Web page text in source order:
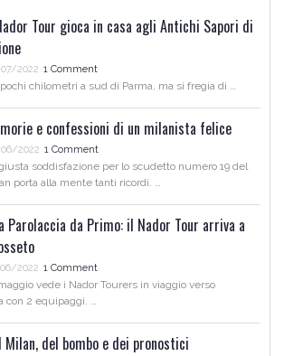
Tour gioca in casa agli Antichi Sapori di
2022 1 Comment
chilometri a sud di Parma, ma si fregia di …
e confessioni di un milanista felice
2022 1 Comment
soddisfazione per lo scudetto numero 19 del
porta alla mente tanti ricordi. …
Parolaccia da Primo: il Nador Tour arriva a
2022 1 Comment
vede i Nador Tourers in viaggio verso
con 2 equipaggi. …
Milan, del bombo e dei pronostici